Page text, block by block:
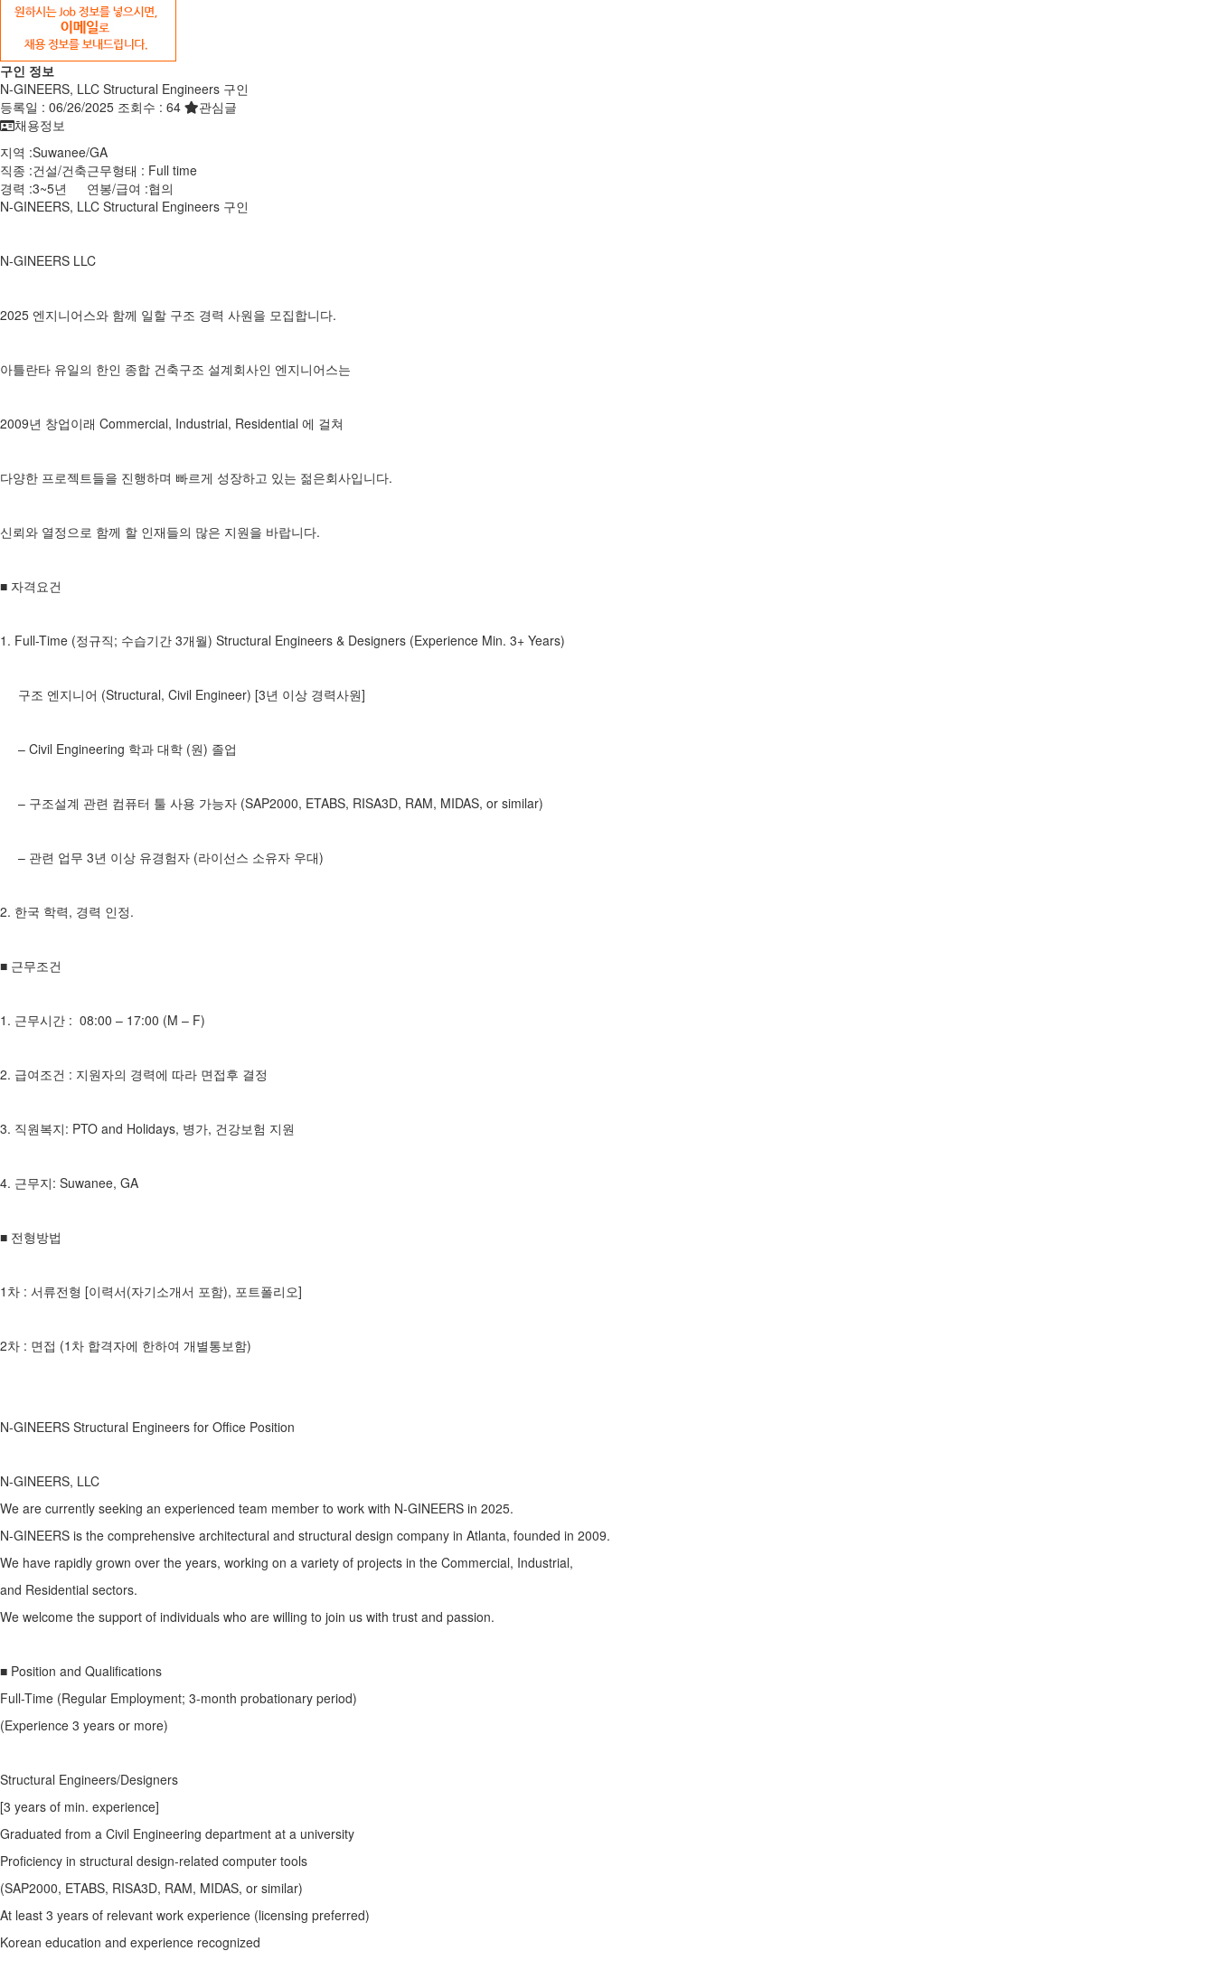
구인 정보
N-GINEERS, LLC Structural Engineers 구인
등록일 : 06/26/2025 조회수 : 64
관심글
채용정보
지역 :Suwanee/GA
직종 :건설/건축근무형태 : Full time
경력 :3~5년 연봉/급여 :협의
N-GINEERS, LLC Structural Engineers 구인
N-GINEERS LLC
2025 엔지니어스와 함께 일할 구조 경력 사원을 모집합니다.
아틀란타 유일의 한인 종합 건축구조 설계회사인 엔지니어스는
2009년 창업이래 Commercial, Industrial, Residential 에 걸쳐
다양한 프로젝트들을 진행하며 빠르게 성장하고 있는 젊은회사입니다.
신뢰와 열정으로 함께 할 인재들의 많은 지원을 바랍니다.
■ 자격요건
1. Full-Time (정규직; 수습기간 3개월) Structural Engineers & Designers (Experience Min. 3+ Years)
구조 엔지니어 (Structural, Civil Engineer) [3년 이상 경력사원]
– Civil Engineering 학과 대학 (원) 졸업
– 구조설계 관련 컴퓨터 툴 사용 가능자 (SAP2000, ETABS, RISA3D, RAM, MIDAS, or similar)
– 관련 업무 3년 이상 유경험자 (라이선스 소유자 우대)
2. 한국 학력, 경력 인정.
■ 근무조건
1. 근무시간 : 08:00 – 17:00 (M – F)
2. 급여조건 : 지원자의 경력에 따라 면접후 결정
3. 직원복지: PTO and Holidays, 병가, 건강보험 지원
4. 근무지: Suwanee, GA
■ 전형방법
1차 : 서류전형 [이력서(자기소개서 포함), 포트폴리오]
2차 : 면접 (1차 합격자에 한하여 개별통보함)
N-GINEERS Structural Engineers for Office Position
N-GINEERS, LLC
We are currently seeking an experienced team member to work with N-GINEERS in 2025.
N-GINEERS is the comprehensive architectural and structural design company in Atlanta, founded in 2009.
We have rapidly grown over the years, working on a variety of projects in the Commercial, Industrial,
and Residential sectors.
We welcome the support of individuals who are willing to join us with trust and passion.
■ Position and Qualifications
Full-Time (Regular Employment; 3-month probationary period)
(Experience 3 years or more)
Structural Engineers/Designers
[3 years of min. experience]
Graduated from a Civil Engineering department at a university
Proficiency in structural design-related computer tools
(SAP2000, ETABS, RISA3D, RAM, MIDAS, or similar)
At least 3 years of relevant work experience (licensing preferred)
Korean education and experience recognized